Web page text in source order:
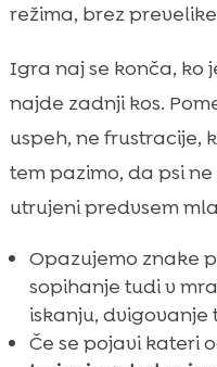
režima, brez
Igra naj se konča, ko
najde zadnji kos.
uspeh, ne frustracije,
tem pazimo, da psi
utrujeni predvsem
Opazujemo znake
sopihanje tudi v
iskanju, dvigovanje
Če se pojavi kateri